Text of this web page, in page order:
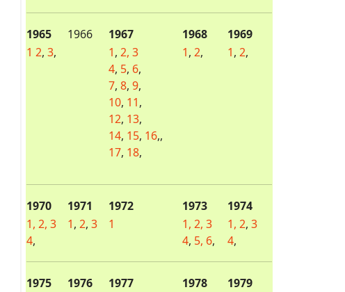
1965 1966 1967 1968
1969
1 2, 3, 1, 2, 3
4, 5, 6,
7, 8, 9,
10, 11,
12, 13,
14, 15, 16,,
17, 18,
1, 2, 1, 2,
1970 1971 1972 1973
1974
1, 2, 3
4,
1, 2, 3 1 1, 2, 3
4, 5, 6,
1, 2, 3
4,
1975 1976 1977 1978
1979